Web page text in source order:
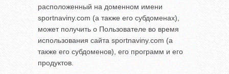
расположенный на доменном имени
sportnaviny.com (а также его субдоменах),
может получить о Пользователе во время
использования сайта sportnaviny.com (а
также его субдоменов), его программ и его
продуктов.